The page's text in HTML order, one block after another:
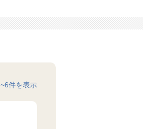
~6件を表示